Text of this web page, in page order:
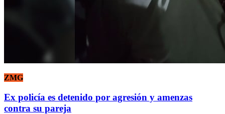
ZMG
Ex policía es detenido por agresión y amenzas
contra su pareja